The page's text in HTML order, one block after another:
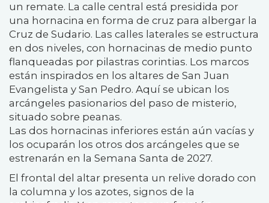
un remate. La calle central está presidida por
una hornacina en forma de cruz para albergar la
Cruz de Sudario. Las calles laterales se estructura
en dos niveles, con hornacinas de medio punto
flanqueadas por pilastras corintias. Los marcos
están inspirados en los altares de San Juan
Evangelista y San Pedro. Aquí se ubican los
arcángeles pasionarios del paso de misterio,
situado sobre peanas.
Las dos hornacinas inferiores están aún vacías y
los ocuparán los otros dos arcángeles que se
estrenarán en la Semana Santa de 2027.
El frontal del altar presenta un relive dorado con
la columna y los azotes, signos de la